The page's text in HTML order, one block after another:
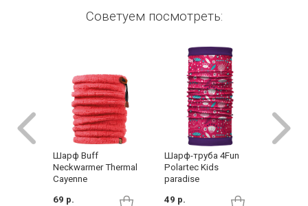
Советуем посмотреть:
Шарф Buff
Neckwarmer Thermal
Cayenne
69 р.
Шарф-труба 4Fun
Polartec Kids
paradise
49 р.